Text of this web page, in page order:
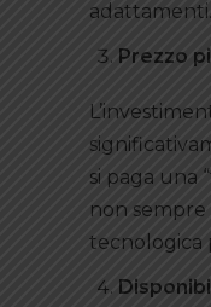
adattamenti.
Prezzo
si paga una
non
tecnologica